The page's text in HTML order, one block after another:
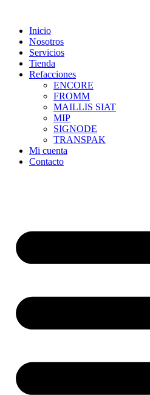
contentInicio
Nosotros
Servicios
Tienda
Refacciones
ENCORE
FROMM
MAILLIS SIAT
MIP
SIGNODE
TRANSPAK
Mi cuenta
Contacto